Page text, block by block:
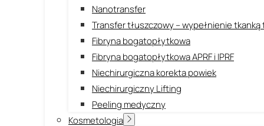
Nanotransfer
Transfer tłuszczowy – wypełnienie tkanką
Fibryna bogatopłytkowa
Fibryna bogatopłytkowa APRF i IPRF
Niechirurgiczna korekta powiek
Niechirurgiczny Lifting
Peeling medyczny
Kosmetologia